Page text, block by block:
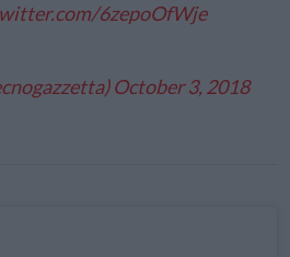
6zepoOfWje
October 3, 2018